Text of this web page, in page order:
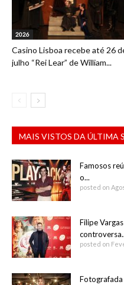
2026
Casino Lisboa recebe até 26
julho “Rei Lear” de William...
MAIS VISTOS DA ÚLTIMA
Famosos
o...
posted on
Filipe
posted on
Fotografada